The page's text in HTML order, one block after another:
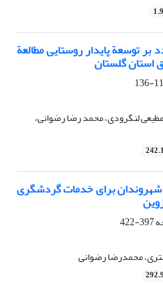
بر توسعة ‌‌پایدار روستایی مطالعة
گلستان
لنگرودی، محمد رضا رضوانی،
شهروندان برای خدمات گردشگری
397-422
محمدرضا رضوانی